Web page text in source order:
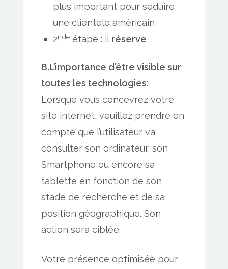
plus important pour séduire
une clientèle américain
2nde étape : ilréserve
B.L’importance d’être visible sur
toutes les technologies:
Lorsque vous concevrez votre
site internet, veuillez prendre en
compte que l’utilisateur va
consulter son ordinateur, son
Smartphone ou encore sa
tablette en fonction de son
stade de recherche et de sa
position géographique. Son
action sera ciblée.
Votre présence optimisée pour